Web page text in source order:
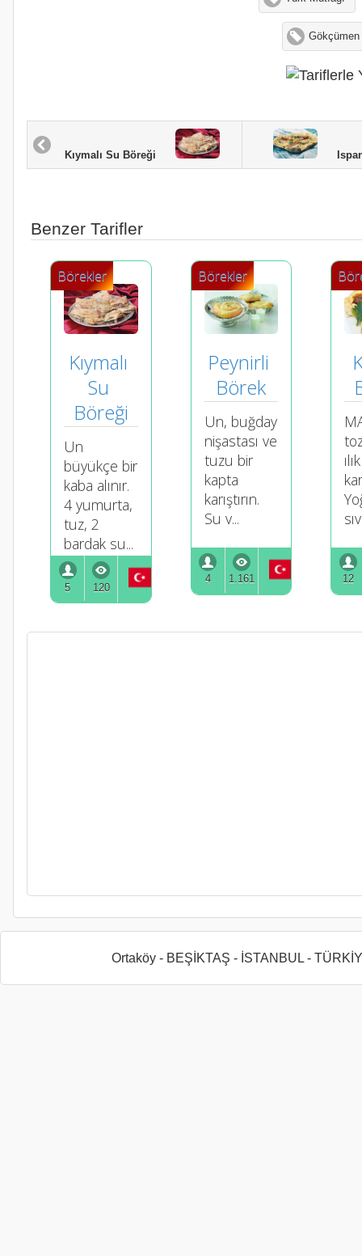
Kıymalı Su Böreği
Benzer Tarifler
Kıymalı
Su
Böreği
Un
büyükçe bir
kaba alınır.
4 yumurta,
tuz, 2
bardak su...
Börekler
5 120
Peynirli
Börek
Un, buğday
nişastası ve
tuzu bir
kapta
karıştırın.
Su v...
Börekler
4 1.161 12
Ortaköy - BEŞİKTAŞ - İSTANBUL -